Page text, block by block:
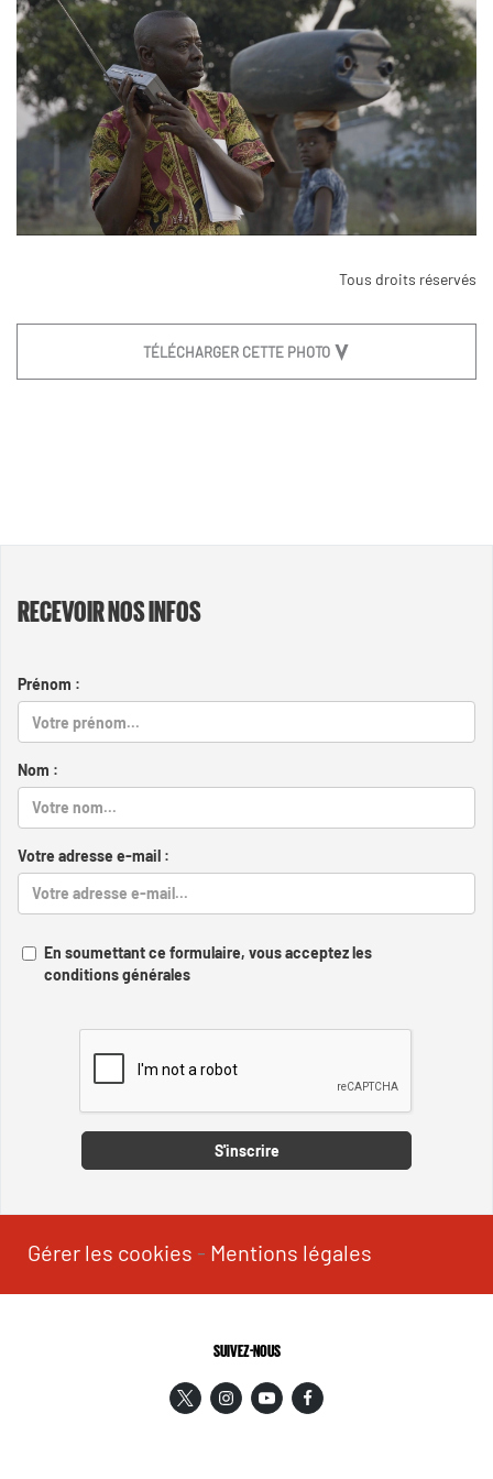
Tous droits réservés
TÉLÉCHARGER CETTE PHOTO
RECEVOIR NOS INFOS
Prénom :
Nom :
Votre adresse e-mail :
En soumettant ce formulaire, vous acceptez les
conditions générales
S'inscrire
Gérer les cookies - Mentions légales
SUIVEZ-NOUS